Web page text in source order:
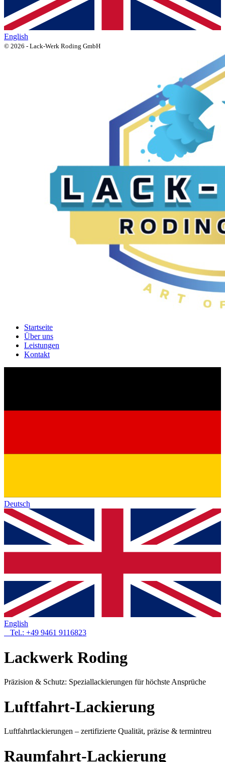
English
© 2026 - Lack-Werk Roding GmbH
Startseite
Über uns
Leistungen
Kontakt
Deutsch
English
Tel.: +49 9461 9116823
Lackwerk Roding
Präzision & Schutz: Speziallackierungen für höchste Ansprüche
Luftfahrt-Lackierung
Luftfahrtlackierungen – zertifizierte Qualität, präzise & termintreu
Raumfahrt-Lackierung